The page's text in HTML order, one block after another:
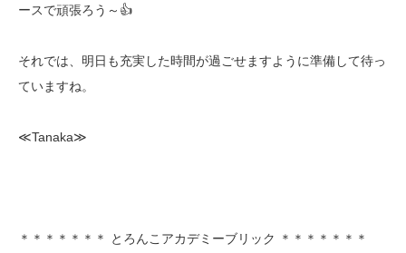
ースで頑張ろう～👍
それでは、明日も充実した時間が過ごせますように準備して待っ
ていますね。
≪Tanaka≫
＊＊＊＊＊＊＊ とろんこアカデミーブリック ＊＊＊＊＊＊＊